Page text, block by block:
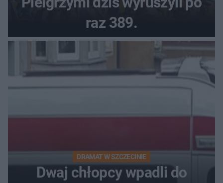
raz 389.
DRAMAT W SZCZECINIE
Dwaj chłopcy wpadli do